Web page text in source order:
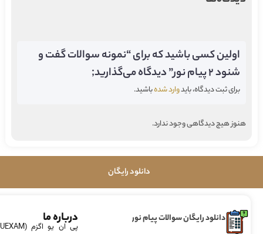
اولین کسی باشید که برای “نمونه سوالات گفت و
شنود ۲ پیام نور” دیدگاه می‌گذارید;
برای ثبت دیدگاه، بایدوارد شدهباشید.
هنوز هیچ دیدگاهی وجود ندارد.
دانلود رایگان
دانلود رایگان سوالات پیام نور
درباره ما